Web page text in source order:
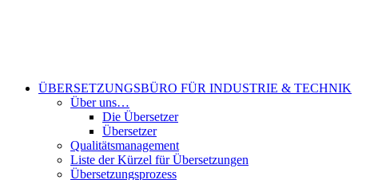
ÜBERSETZUNGSBÜRO FÜR INDUSTRIE & TECHNIK
Über uns…
Die Übersetzer
Übersetzer
Qualitätsmanagement
Liste der Kürzel für Übersetzungen
Übersetzungsprozess